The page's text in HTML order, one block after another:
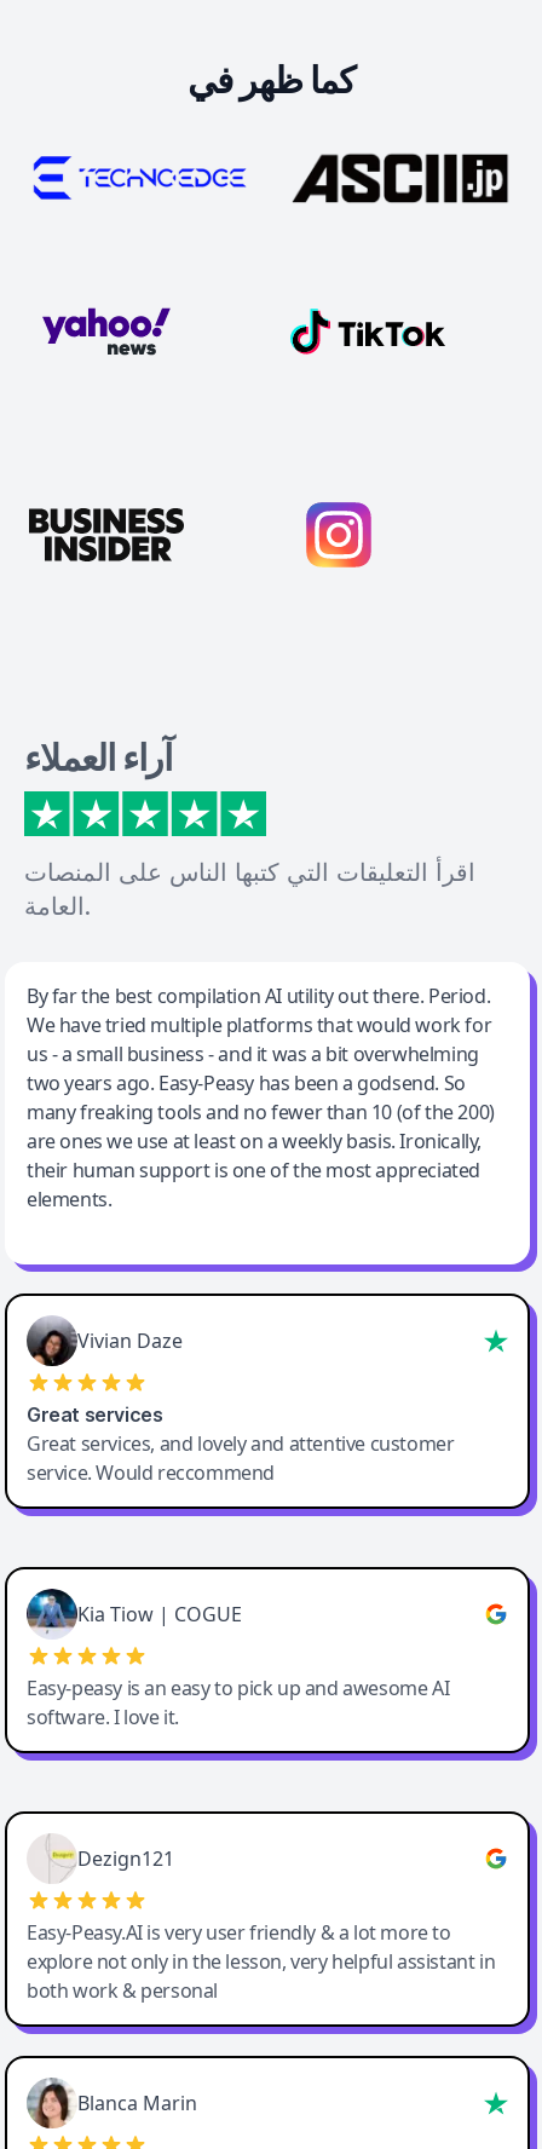
كما ظهر في
آراء العملاء
اقرأ التعليقات التي كتبها الناس على المنصات
العامة.
Jeff Wilson
By far the best compilation AI utility
By far the best compilation AI utility out there. Period.
We have tried multiple platforms that would work for
us - a small business - and it was a bit overwhelming
two years ago. Easy-Peasy has been a godsend. So
many freaking tools and no fewer than 10 (of the 200)
are ones we use at least on a weekly basis. Ironically,
their human support is one of the most appreciated
elements.
Vivian Daze
Great services
Great services, and lovely and attentive customer
service. Would reccommend
Cody Crabb
Great service, Best AI tool
Kia Tiow | COGUE
Easy-peasy is an easy to pick up and awesome AI
software. I love it.
Easy-Peasy AI
Dezign121
Easy-Peasy.AI is very user friendly & a lot more to
explore not only in the lesson, very helpful assistant in
both work & personal
Blanca Marin